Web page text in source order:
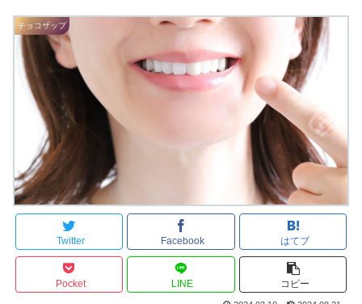
チョコザップ
Twitter Facebook はてブ
Pocket LINE コピー